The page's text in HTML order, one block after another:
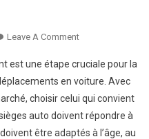
Leave A CommentOn
D’un
Bon
Un
Siège
Auto
est une étape cruciale pour la
en voiture. Avec
choisir celui qui convient
auto doivent répondre à
être adaptés à l’âge, au